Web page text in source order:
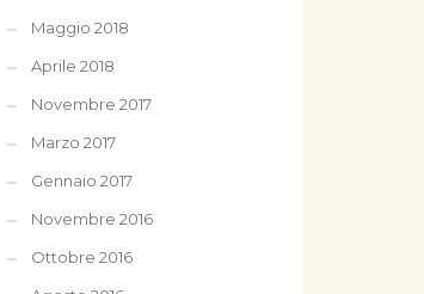
Maggio 2018
Aprile 2018
Novembre 2017
Marzo 2017
Gennaio 2017
Novembre 2016
Ottobre 2016